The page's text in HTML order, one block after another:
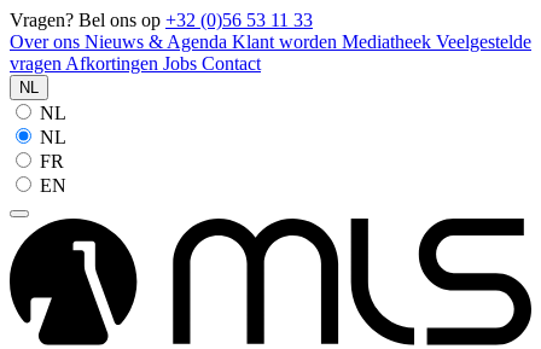
Vragen? Bel ons op +32 (0)56 53 11 33
Over ons Nieuws & Agenda Klant worden Mediatheek Veelgestelde
vragen Afkortingen Jobs Contact
NL
NL
NL
FR
EN